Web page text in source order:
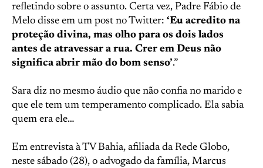
refletindo sobre o assunto. Certa vez, Padre Fábio de
Melo disse em um post no Twitter: ‘Eu acredito na
proteção divina, mas olho para os dois lados
antes de atravessar a rua. Crer em Deus não
significa abrir mão do bom senso’.”
Sara diz no mesmo áudio que não confia no marido e
que ele tem um temperamento complicado. Ela sabia
quem era ele…
Em entrevista à TV Bahia, afiliada da Rede Globo,
neste sábado (28), o advogado da família, Marcus